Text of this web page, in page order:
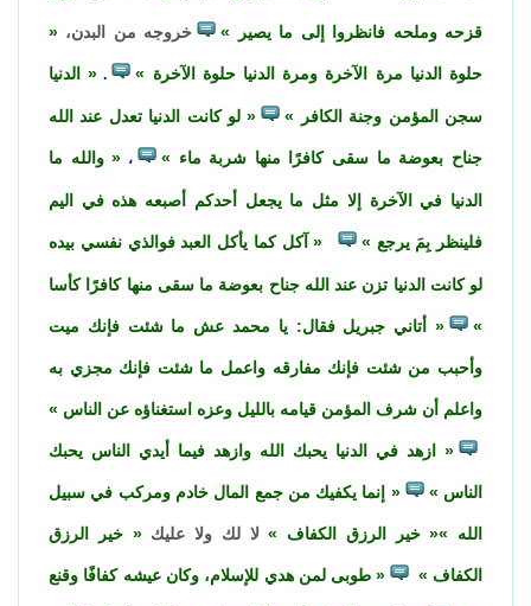
قزحه وملحه فانظروا إلى ما يصير خروجه من البدن،
حلوة الدنيا مرة الآخرة ومرة الدنيا حلوة الآخرة . الدنيا
سجن المؤمن وجنة الكافر لو كانت الدنيا تعدل عند الله
جناح بعوضة ما سقى كافرًا منها شربة ماء ، والله ما
الدنيا في الآخرة إلا مثل ما يجعل أحدكم أصبعه هذه في اليم
فلينظر بِمَ يرجع آكل كما يأكل العبد فوالذي نفسي بيده
لو كانت الدنيا تزن عند الله جناح بعوضة ما سقى منها كافرًا كأسا
أتاني جبريل فقال: يا محمد عش ما شئت فإنك ميت
وأحبب من شئت فإنك مفارقه واعمل ما شئت فإنك مجزي به
واعلم أن شرف المؤمن قيامه بالليل وعزه استغناؤه عن الناس
ازهد في الدنيا يحبك الله وازهد فيما أيدي الناس يحبك
الناس إنما يكفيك من جمع المال خادم ومركب في سبيل
الله خير الرزق الكفاف لا لك ولا عليك خير الرزق
الكفاف طوبى لمن هدي للإسلام، وكان عيشه كفافًا وقنع